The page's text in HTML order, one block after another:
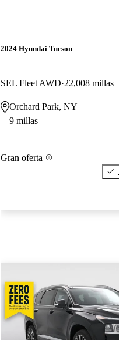
2024 Hyundai Tucson
SEL Fleet AWD 22,008 millas
Orchard Park, NY
9 millas
Gran oferta